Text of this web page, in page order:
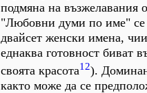
подмяна на възжелавания
"Любовни думи по име" се
двайсет женски имена,
еднаква готовност биват
своята красота12).
както може да се